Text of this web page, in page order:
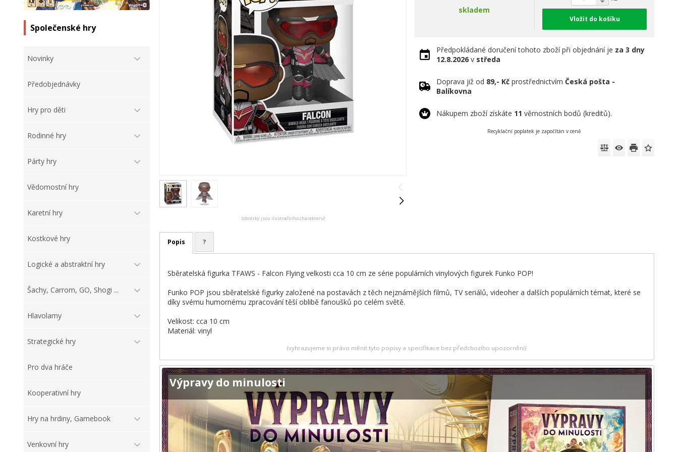
Společenské hry
Novinky
Předobjednávky
Hry pro děti
Rodinné hry
Párty hry
Vědomostní hry
Karetní hry
Kostkové hry
Logické a abstraktní hry
Šachy, Carrom, GO, Shogi ...
Hlavolamy
Strategické hry
Pro dva hráče
Kooperativní hry
Hry na hrdiny, Gamebook
Venkovní hry
(obrázky jsou ilustračního charakteru)
skladem
Vložit do košíku
Předpokládané doručení tohoto zboží při objednání je za 3 dny
12.8.2026 v středa
Doprava již od 89,- Kč prostřednictvímČeská pošta -
Balíkovna
Nákupem zboží získáte 11 věrnostních bodů (kreditů).
Recyklační poplatek je započítán v ceně
Popis ?
Sběratelská figurka TFAWS - Falcon Flying velkosti cca 10 cm ze série populárních vinylových figurek Funko POP!
Funko POP jsou sběratelské figurky založené na postavách z těch nejznámějších filmů, TV seriálů, videoher a dalších populárních témat, které se
díky svému humornému zpracování těší oblibě fanoušků po celém světě.
Velikost: cca 10 cm
Materiál: vinyl
(vyhrazujeme si právo měnit tyto popisy a specifikace bez předchozího upozornění)
Výpravy do minulosti